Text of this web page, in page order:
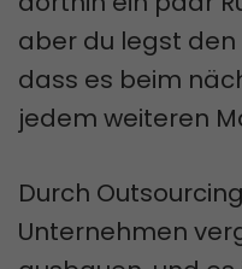
aber du legst
dass es beim
jedem weiteren
Durch
Unternehmen